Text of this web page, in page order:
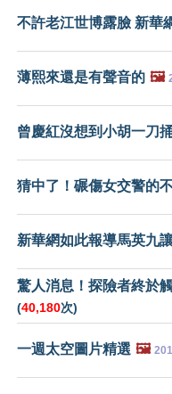
不許老江世博露臉 新華
薄熙來還是有聲音的 🖼️
曾慶紅沒想到小胡一刀
猜中了！碾傷女交警的
新華網如此報導馬英九
驚人消息！探險者終於
(40,180次)
一週太空圖片精選 🖼️